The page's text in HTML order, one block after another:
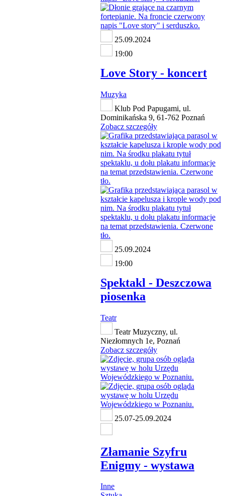
25.09.2024
19:00
Love Story - koncert
Muzyka
Klub Pod Papugami, ul.
Dominikańska 9, 61-762 Poznań
Zobacz szczegóły
25.09.2024
19:00
Spektakl - Deszczowa
piosenka
Teatr
Teatr Muzyczny, ul.
Niezłomnych 1e, Poznań
Zobacz szczegóły
25.07-25.09.2024
Złamanie Szyfru
Enigmy - wystawa
Inne